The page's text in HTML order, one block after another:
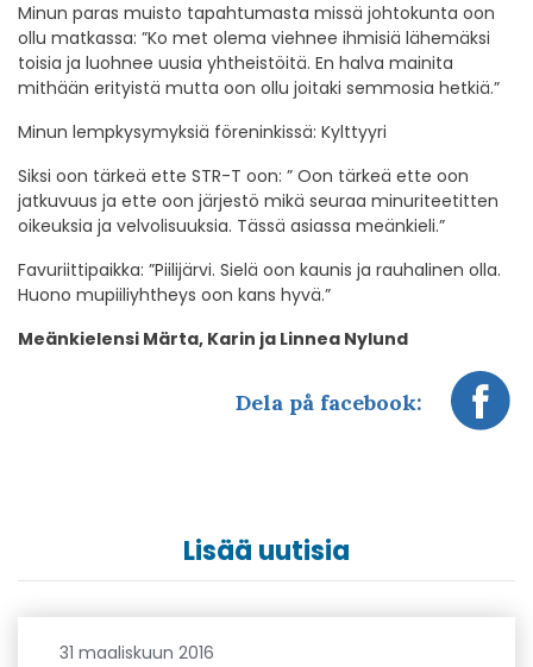
Minun paras muisto tapahtumasta missä johtokunta oon
ollu matkassa: ”Ko met olema viehnee ihmisiä lähemäksi
toisia ja luohnee uusia yhtheistöitä. En halva mainita
mithään erityistä mutta oon ollu joitaki semmosia hetkiä.”
Minun lempkysymyksiä föreninkissä: Kylttyyri
Siksi oon tärkeä ette STR-T oon: ” Oon tärkeä ette oon
jatkuvuus ja ette oon järjestö mikä seuraa minuriteetitten
oikeuksia ja velvolisuuksia. Tässä asiassa meänkieli.”
Favuriittipaikka: ”Piilijärvi. Sielä oon kaunis ja rauhalinen olla.
Huono mupiiliyhtheys oon kans hyvä.”
Meänkielensi Märta, Karin ja Linnea Nylund
Dela på facebook:
Lisää uutisia
31 maaliskuun 2016